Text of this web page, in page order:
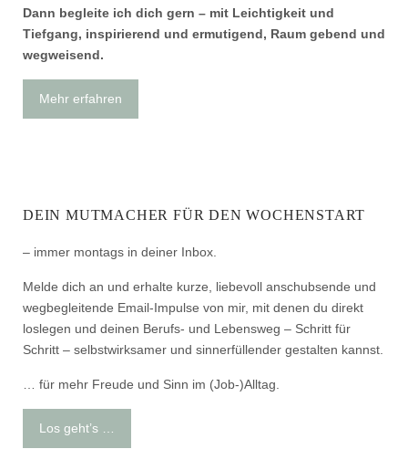
Dann begleite ich dich gern – mit Leichtigkeit und
Tiefgang, inspirierend und ermutigend, Raum gebend und
wegweisend.
Mehr erfahren
DEIN MUTMACHER FÜR DEN WOCHENSTART
– immer montags in deiner Inbox.
Melde dich an und erhalte kurze, liebevoll anschubsende und
wegbegleitende Email-Impulse von mir, mit denen du direkt
loslegen und deinen Berufs- und Lebensweg – Schritt für
Schritt – selbstwirksamer und sinnerfüllender gestalten kannst.
… für mehr Freude und Sinn im (Job-)Alltag.
Los geht’s …